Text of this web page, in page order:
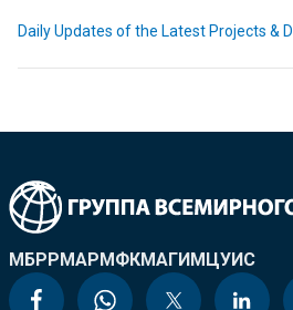
Daily Updates of the Latest Projects &
МБРРМАРМФКМАГИМЦУИС